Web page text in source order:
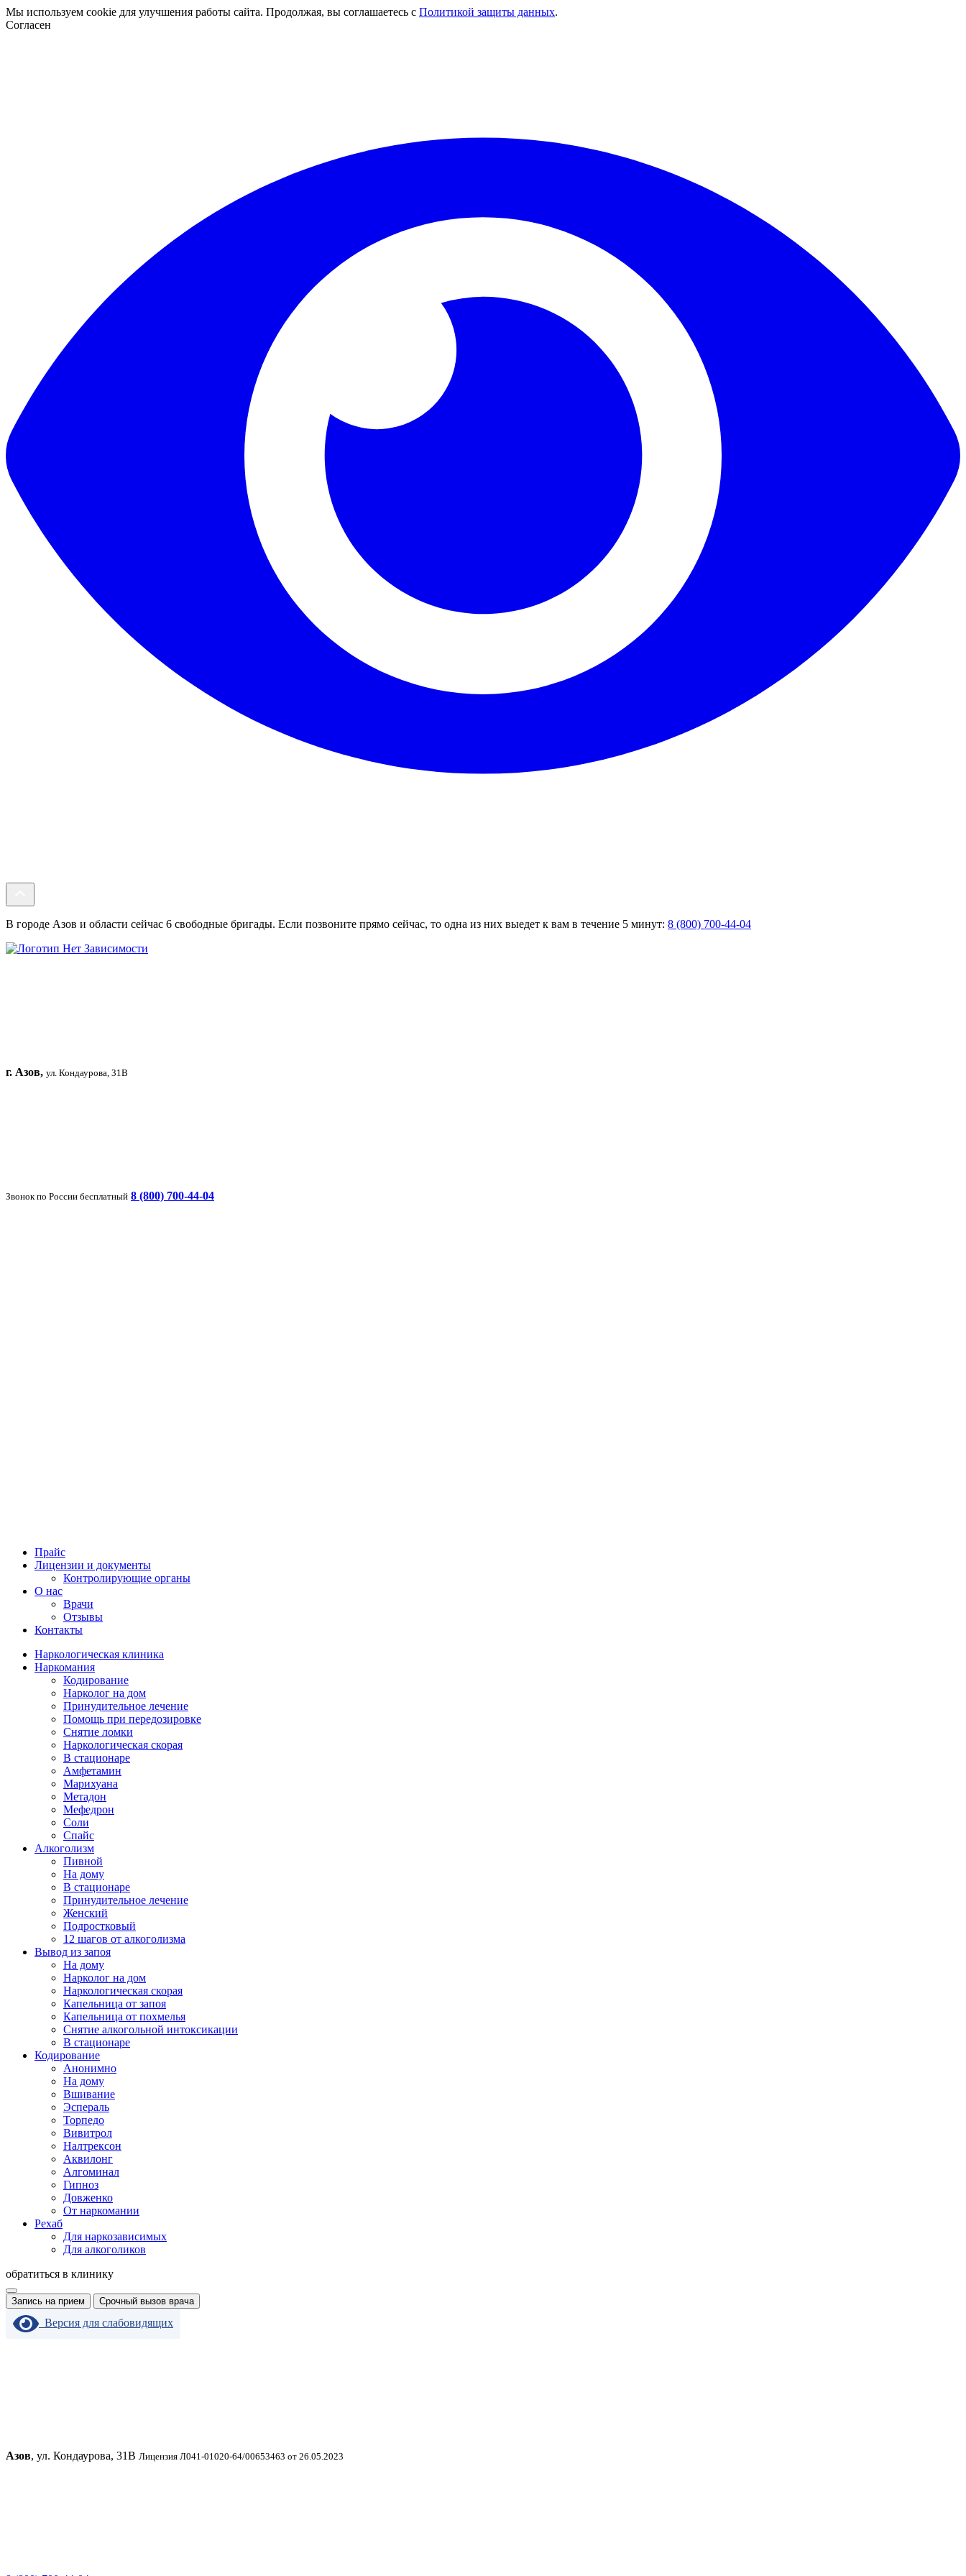
Мы используем cookie для улучшения работы сайта. Продолжая, вы соглашаетесь с Политикой защиты данных.
Согласен
В городе Азов и области сейчас 6 свободные бригады. Если позвоните прямо сейчас, то одна из них выедет к вам в течение 5 минут: 8 (800) 700-44-04
г. Азов, ул. Кондаурова, 31В
Звонок по России бесплатный 8 (800) 700-44-04
Прайс
Лицензии и документы
Контролирующие органы
О нас
Врачи
Отзывы
Контакты
Наркологическая клиника
Наркомания
Кодирование
Нарколог на дом
Принудительное лечение
Помощь при передозировке
Снятие ломки
Наркологическая скорая
В стационаре
Амфетамин
Марихуана
Метадон
Мефедрон
Соли
Спайс
Алкоголизм
Пивной
На дому
В стационаре
Принудительное лечение
Женский
Подростковый
12 шагов от алкоголизма
Вывод из запоя
На дому
Нарколог на дом
Наркологическая скорая
Капельница от запоя
Капельница от похмелья
Снятие алкогольной интоксикации
В стационаре
Кодирование
Анонимно
На дому
Вшивание
Эспераль
Торпедо
Вивитрол
Налтрексон
Аквилонг
Алгоминал
Гипноз
Довженко
От наркомании
Рехаб
Для наркозависимых
Для алкоголиков
обратиться в клинику
Запись на прием Срочный вызов врача
Версия для слабовидящих
Азов, ул. Кондаурова, 31В Лицензия Л041-01020-64/00653463 от 26.05.2023